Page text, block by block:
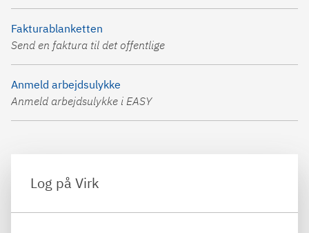
Fakturablanketten
Send en faktura til det offentlige
Anmeld arbejdsulykke
Anmeld arbejdsulykke i EASY
Log på Virk